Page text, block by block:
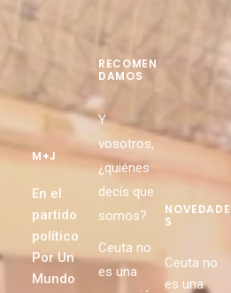
M+J
En el
partido
político
Por Un
Mundo
RECOMEN
DAMOS
Y
vosotros,
¿quiénes
decís que
somos?
Ceuta no
es una
NOVEDADE
S
Ceuta no
es una